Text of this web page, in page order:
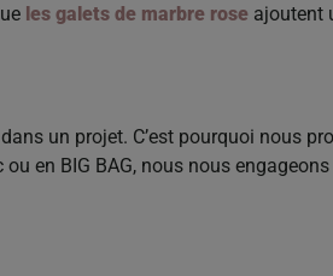
les galets de marbre rose ajoutent
un projet. C’est pourquoi nous
en BIG BAG, nous nous